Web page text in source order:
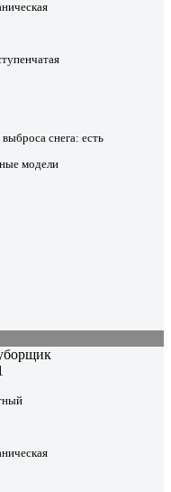
снега: есть
модели